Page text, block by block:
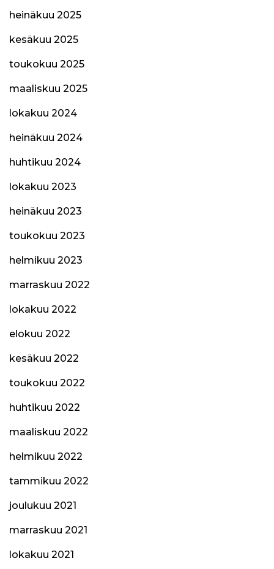
heinäkuu 2025
kesäkuu 2025
toukokuu 2025
maaliskuu 2025
lokakuu 2024
heinäkuu 2024
huhtikuu 2024
lokakuu 2023
heinäkuu 2023
toukokuu 2023
helmikuu 2023
marraskuu 2022
lokakuu 2022
elokuu 2022
kesäkuu 2022
toukokuu 2022
huhtikuu 2022
maaliskuu 2022
helmikuu 2022
tammikuu 2022
joulukuu 2021
marraskuu 2021
lokakuu 2021